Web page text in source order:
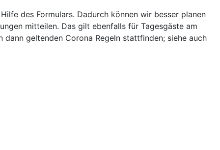
des Formulars. Dadurch können wir besser planen
mitteilen. Das gilt ebenfalls für Tagesgäste am
geltenden Corona Regeln stattfinden; siehe auch